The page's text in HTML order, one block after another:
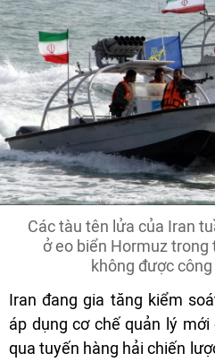
Các tàu tên lửa của Iran
ở eo biển Hormuz trong
không được công
Iran đang gia tăng kiểm
áp dụng cơ chế quản lý
qua tuyến hàng hải chiến